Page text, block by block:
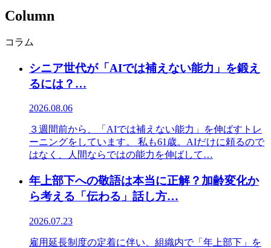
Column
コラム
シニア世代が「AIでは補えない能力」を鍛え
るには？…
2026.08.06
３週間前から、「AIでは補えない能力」を伸ばすトレ
ーニングをしています。 私も61歳。AIだけに頼るので
はなく、人間ならではの能力を伸ばして…
年上部下への敬語は本当に正解？加齢変化か
ら考える「伝わる」話し方…
2026.07.23
雇用延長制度の定着に伴い、組織内で「年上部下」を